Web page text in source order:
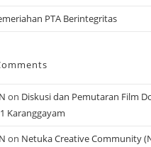
PTA Berintegritas
on Diskusi dan Pemutaran Film
Karanggayam
on Netuka Creative Community